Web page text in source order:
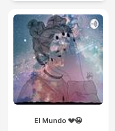
El Mundo 💔😭